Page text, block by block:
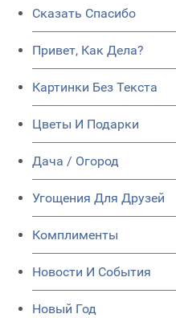
Сказать Спасибо
Привет, Как Дела?
Картинки Без Текста
Цветы И Подарки
Дача / Огород
Угощения Для Друзей
Комплименты
Новости И События
Новый Год